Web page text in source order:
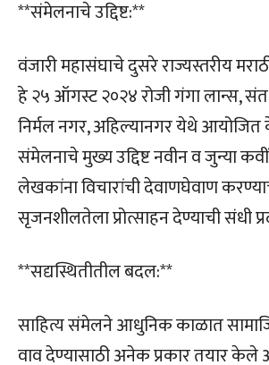
**संमेलनाचे उद्दिष्ट:**
वंजारी महासंघाचे दुसरे राज्यस्तरीय
हे २५ ऑगस्ट २०२४ रोजी गंगा लान्स,
निर्मल नगर, अहिल्यानगर येथे
संमेलनाचे मुख्य उद्दिष्ट नवीन व जुन्या
लेखकांना विचारांची देवाणघेवाण
सृजनशीलतेला प्रोत्साहन देण्याची संधी
**सद्यस्थितीतील बदल:**
साहित्य संमेलने आधुनिक काळात
वाव देण्यासाठी अनेक प्रकार तयार